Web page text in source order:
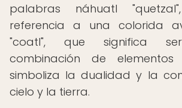
palabras náhuatl
referencia a una colorida
"coatl", que significa
combinación de
simboliza la dualidad y la
cielo y la tierra.